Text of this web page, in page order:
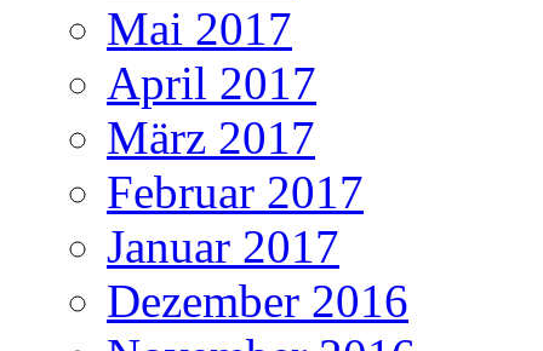
Mai 2017
April 2017
März 2017
Februar 2017
Januar 2017
Dezember 2016